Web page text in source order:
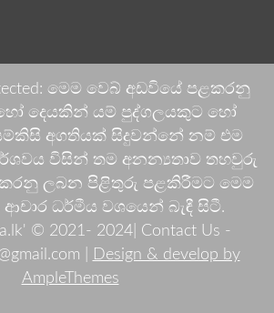
මෙම වෙබ් අඩවියේ පළකරනු
දෙයකින් යම් පුද්ගලයකුට හෝ
අගතියක් සිදුවන්නේ නම් එම
විසින් තම අනන්‍යතාව තහවුරු
ලබන පිළිතුරු පළකිරීමට මෙම
ධර්මීය වශයෙන් බැඳී සිටී.
© 2021- 2024| Contact Us -
|
Design & develop by
AmpleThemes